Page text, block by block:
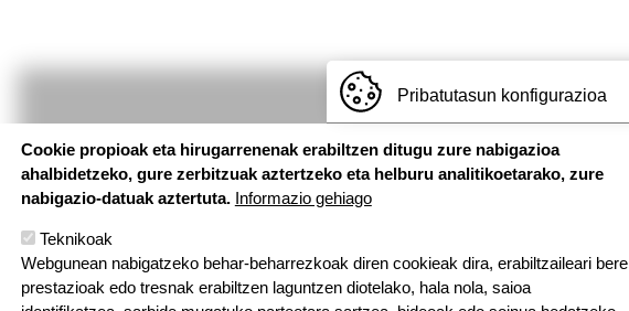
Pribatutasun konfigurazioa
Cookie propioak eta hirugarrenenak erabiltzen ditugu zure nabigazioa
ahalbidetzeko, gure zerbitzuak aztertzeko eta helburu analitikoetarako, zure
nabigazio-datuak aztertuta. Informazio gehiago
Teknikoak
Webgunean nabigatzeko behar-beharrezkoak diren cookieak dira, erabiltzaileari bere
prestazioak edo tresnak erabiltzen laguntzen diotelako, hala nola, saioa